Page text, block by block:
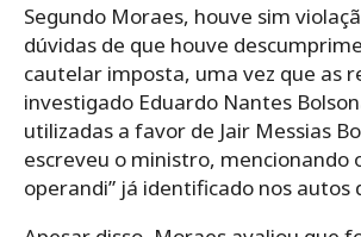
Segundo Moraes, houve sim
dúvidas de que houve
cautelar imposta, uma vez que as
investigado Eduardo Nantes
utilizadas a favor de Jair Messias
escreveu o ministro, mencionando
operandi” já identificado nos autos